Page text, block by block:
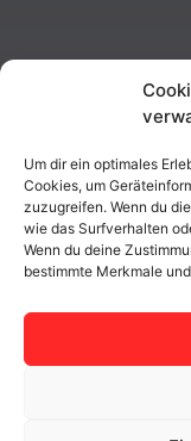
Um dir ein optimales
Cookies, um
zuzugreifen. Wenn du
wie das Surfverhalten
Wenn du deine
bestimmte Merkmale